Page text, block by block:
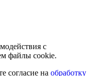
с
файлы cookie.
согласие на обработку